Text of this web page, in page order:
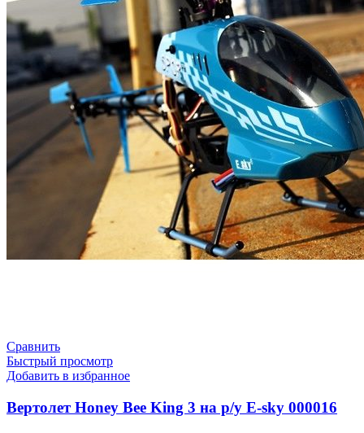
Сравнить
Быстрый просмотр
Добавить в избранное
Вертолет Honey Bee King 3 на р/у E-sky 000016